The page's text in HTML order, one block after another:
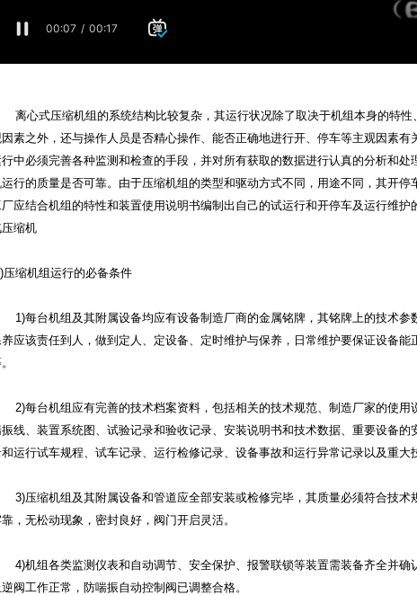
离心式压缩机组的系统结构比较复杂，其运行状况除了取决于机组本身的特
素之外，还与操作人员是否精心操作、能否正确地进行开、停车等主观因素
中必须完善各种监测和检查的手段，并对所有获取的数据进行认真的分析和
行的质量是否可靠。由于压缩机组的类型和驱动方式不同，用途不同，其开停
应结合机组的特性和装置使用说明书编制出自己的试运行和开停车及运行维
缩机
压缩机组运行的必备条件
1)每台机组及其附属设备均应有设备制造厂商的金属铭牌，其铭牌上的技术
应该责任到人，做到定人、定设备、定时维护与保养，日常维护要保证设备能
2)每台机组应有完善的技术档案资料，包括相关的技术规范、制造厂家的使
线、装置系统图、试验记录和验收记录、安装说明书和技术数据、重要设备
运行试车规程、试车记录、运行检修记录、设备事故和运行异常记录以及重大
3)压缩机组及其附属设备和管道应全部安装或检修完毕，其质量必须符合技
，无松动现象，密封良好，阀门开启灵活。
4)机组各类监测仪表和自动调节、安全保护、报警联锁等装置需装备齐全并
阀工作正常，防喘振自动控制阀已调整合格。